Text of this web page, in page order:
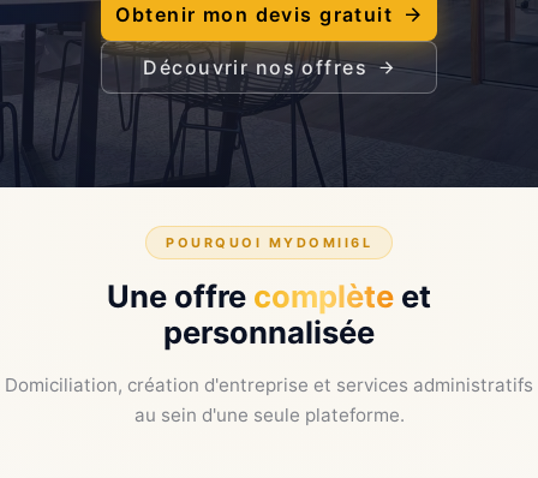
Obtenir mon devis gratuit
Découvrir nos offres
POURQUOI MYDOMII6L
Une offre complète et
personnalisée
Domiciliation, création d'entreprise et services administratifs
au sein d'une seule plateforme.